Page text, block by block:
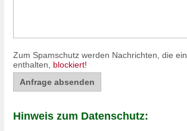
Zum Spamschutz werden Nachrichten, die ein
enthalten, blockiert!
Hinweis zum Datenschutz: